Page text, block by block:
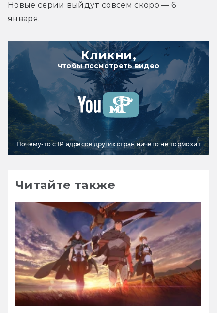
Новые серии выйдут совсем скоро — 6
января.
Кликни,
чтобы посмотреть видео
Почему-то с IP адресов других стран ничего не тормозит
Читайте также